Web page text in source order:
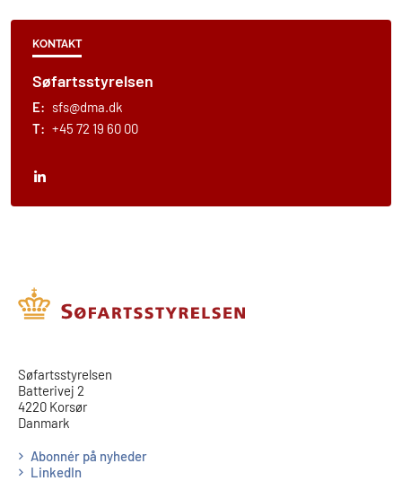
KONTAKT
Søfartsstyrelsen
E: sfs@dma.dk
T: +45 72 19 60 00
​​Søfartsstyrelsen
Batterivej 2
4220 Korsør
Danmark
Abonnér på nyheder
LinkedIn